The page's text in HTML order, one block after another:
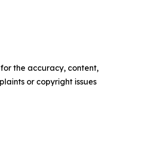
the accuracy, content,
or copyright issues